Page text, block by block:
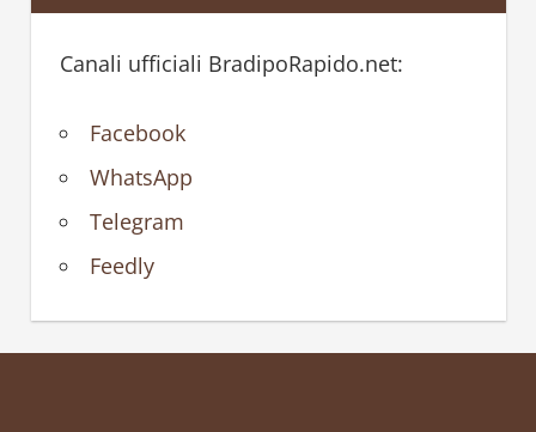
Canali ufficiali BradipoRapido.net:
Facebook
WhatsApp
Telegram
Feedly